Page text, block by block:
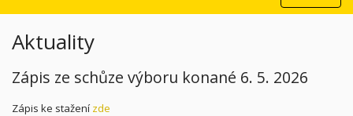
Aktuality
Zápis ze schůze výboru konané 6. 5. 2026
Zápis ke stažení zde